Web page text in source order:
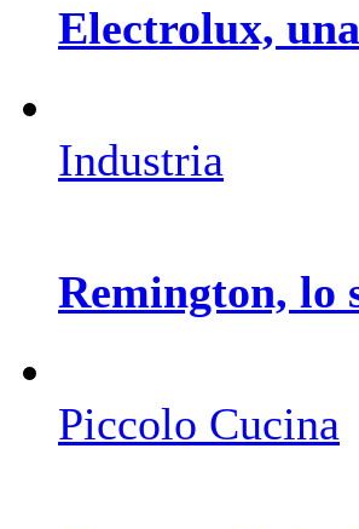
Electrolux,
Industria
Remington, lo
Piccolo Cucina